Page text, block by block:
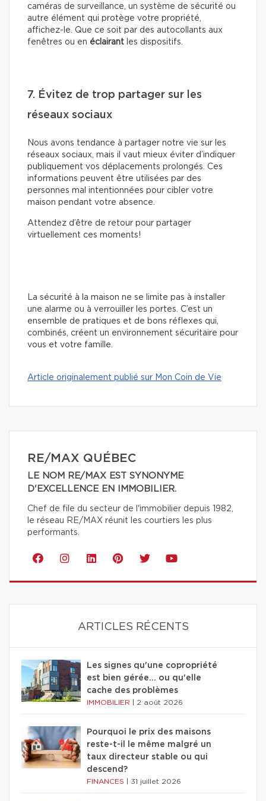
caméras de surveillance, un système de sécurité ou
autre élément qui protège votre propriété,
affichez-le. Que ce soit par des autocollants aux
fenêtres ou en éclairant les dispositifs.
7. Évitez de trop partager sur les
réseaux sociaux
Nous avons tendance à partager notre vie sur les
réseaux sociaux, mais il vaut mieux éviter d’indiquer
publiquement vos déplacements prolongés. Ces
informations peuvent être utilisées par des
personnes mal intentionnées pour cibler votre
maison pendant votre absence.
Attendez d’être de retour pour partager
virtuellement ces moments!
La sécurité à la maison ne se limite pas à installer
une alarme ou à verrouiller les portes. C’est un
ensemble de pratiques et de bons réflexes qui,
combinés, créent un environnement sécuritaire pour
vous et votre famille.
Article originalement publié sur Mon Coin de Vie
RE/MAX QUÉBEC
LE NOM RE/MAX EST SYNONYME
D'EXCELLENCE EN IMMOBILIER.
Chef de file du secteur de l'immobilier depuis 1982,
le réseau RE/MAX réunit les courtiers les plus
performants.
ARTICLES RÉCENTS
Les signes qu'une copropriété
est bien gérée… ou qu'elle
cache des problèmes
IMMOBILIER 2 août 2026
Pourquoi le prix des maisons
reste-t-il le même malgré un
taux directeur stable ou qui
descend?
FINANCES 31 juillet 2026